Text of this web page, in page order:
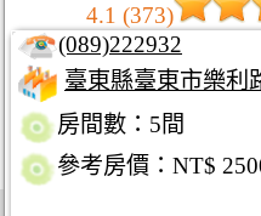
4.1 (373)
(089)222932
臺東縣臺東市樂利
房間數：5間
參考房價：NT$